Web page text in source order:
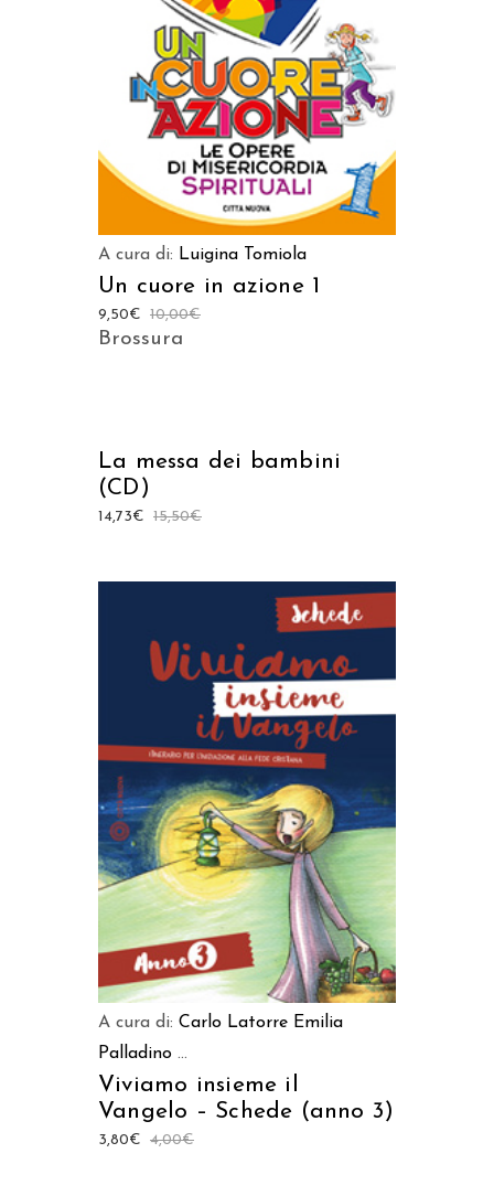
AGGIUNGI AL CARRELLO
A cura di: Luigina Tomiola
Un cuore in azione 1
10,00€
9,50€
Brossura
AGGIUNGI AL CARRELLO
La messa dei bambini
(CD)
15,50€
14,73€
AGGIUNGI AL CARRELLO
A cura di: Carlo Latorre Emilia
Palladino ...
Viviamo insieme il
Vangelo – Schede (anno 3)
4,00€
3,80€